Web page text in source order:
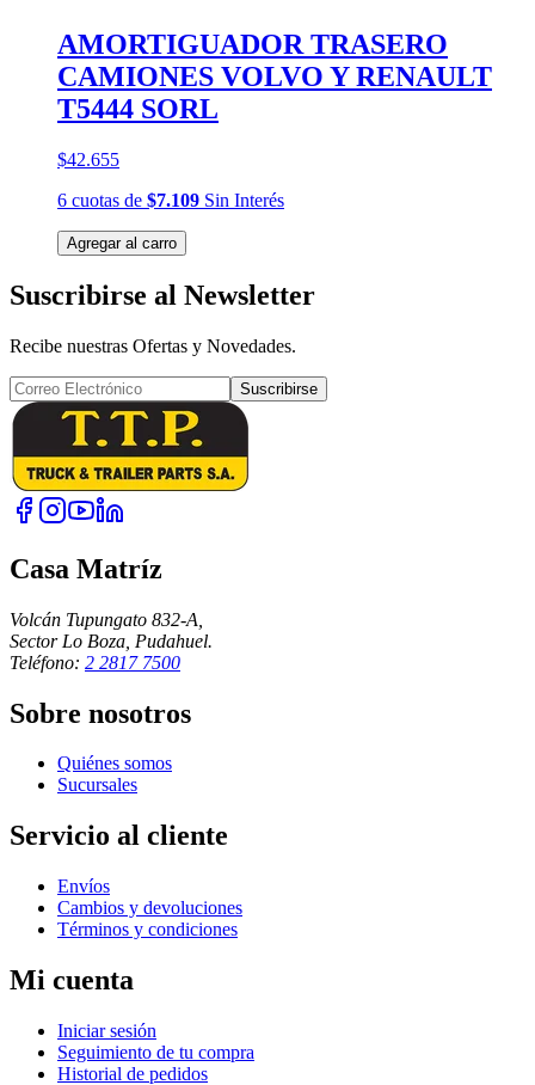
AMORTIGUADOR TRASERO
CAMIONES VOLVO Y RENAULT
T5444 SORL
$42.655
6 cuotas de $7.109 Sin Interés
Agregar al carro
Suscribirse al Newsletter
Recibe nuestras Ofertas y Novedades.
Suscribirse
Casa Matríz
Volcán Tupungato 832-A,
Sector Lo Boza, Pudahuel.
Teléfono: 2 2817 7500
Sobre nosotros
Quiénes somos
Sucursales
Servicio al cliente
Envíos
Cambios y devoluciones
Términos y condiciones
Mi cuenta
Iniciar sesión
Seguimiento de tu compra
Historial de pedidos